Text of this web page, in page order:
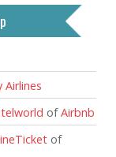
Airlines
ofAirbnb
of